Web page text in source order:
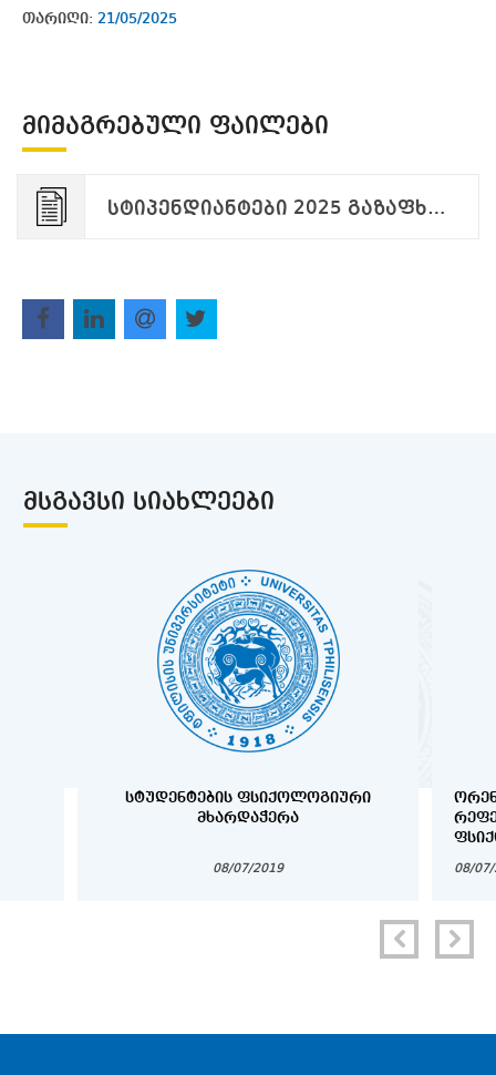
თარიღი: 21/05/2025
ᲛᲘᲛᲐᲒᲠᲔᲑᲣᲚᲘ ᲤᲐᲘᲚᲔᲑᲘ
სტიპენდიანტები 2025 გაზაფხული - შედეგები.pdf
ᲛᲡᲒᲐᲕᲡᲘ ᲡᲘᲐᲮᲚᲔᲔᲑᲘ
ᲡᲢᲣᲓᲔᲜᲢᲔᲑᲘᲡ ᲤᲡᲘᲥᲝᲚᲝᲒᲘᲣᲠᲘ
ᲛᲮᲐᲠᲓᲐᲭᲔᲠᲐ
08/07/2019 08/